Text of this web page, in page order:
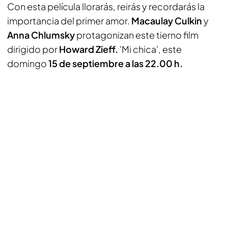
Con esta película llorarás, reirás y recordarás la
importancia del primer amor. Macaulay Culkiny
Anna Chlumskyprotagonizan este tierno film
dirigido porHoward Zieff. 'Mi chica', este
domingo15 de septiembre a las 22.00 h.